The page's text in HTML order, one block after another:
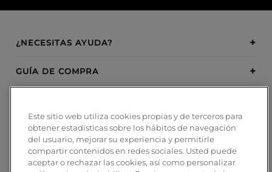
¿NECESITAS AYUDA?
GUÍA DE COMPRA
INSPIRATION
MÉTODOS DE PAGO
Este sitio web utiliza cookies propias y de terceros para
obtener estadísticas sobre los hábitos de navegación
del usuario, mejorar su experiencia y permitirle
compartir contenidos en redes sociales. Usted puede
aceptar o rechazar las cookies, así como personalizar